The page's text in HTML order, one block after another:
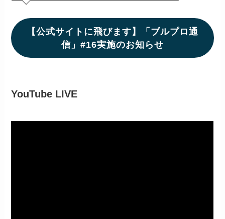
【公式サイトに飛びます】「ブルプロ通
信」#16実施のお知らせ
YouTube LIVE